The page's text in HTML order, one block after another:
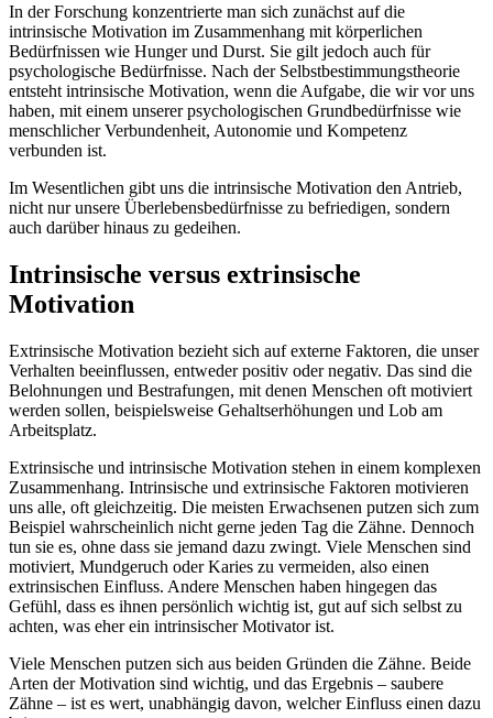
In der Forschung konzentrierte man sich zunächst auf die
intrinsische Motivation im Zusammenhang mit körperlichen
Bedürfnissen wie Hunger und Durst. Sie gilt jedoch auch für
psychologische Bedürfnisse. Nach der Selbstbestimmungstheorie
entsteht intrinsische Motivation, wenn die Aufgabe, die wir vor uns
haben, mit einem unserer psychologischen Grundbedürfnisse wie
menschlicher Verbundenheit, Autonomie und Kompetenz
verbunden ist.
Im Wesentlichen gibt uns die intrinsische Motivation den Antrieb,
nicht nur unsere Überlebensbedürfnisse zu befriedigen, sondern
auch darüber hinaus zu gedeihen.
Intrinsische versus extrinsische
Motivation
Extrinsische Motivation bezieht sich auf externe Faktoren, die unser
Verhalten beeinflussen, entweder positiv oder negativ. Das sind die
Belohnungen und Bestrafungen, mit denen Menschen oft motiviert
werden sollen, beispielsweise Gehaltserhöhungen und Lob am
Arbeitsplatz.
Extrinsische und intrinsische Motivation stehen in einem komplexen
Zusammenhang. Intrinsische und extrinsische Faktoren motivieren
uns alle, oft gleichzeitig. Die meisten Erwachsenen putzen sich zum
Beispiel wahrscheinlich nicht gerne jeden Tag die Zähne. Dennoch
tun sie es, ohne dass sie jemand dazu zwingt. Viele Menschen sind
motiviert, Mundgeruch oder Karies zu vermeiden, also einen
extrinsischen Einfluss. Andere Menschen haben hingegen das
Gefühl, dass es ihnen persönlich wichtig ist, gut auf sich selbst zu
achten, was eher ein intrinsischer Motivator ist.
Viele Menschen putzen sich aus beiden Gründen die Zähne. Beide
Arten der Motivation sind wichtig, und das Ergebnis – saubere
Zähne – ist es wert, unabhängig davon, welcher Einfluss einen dazu